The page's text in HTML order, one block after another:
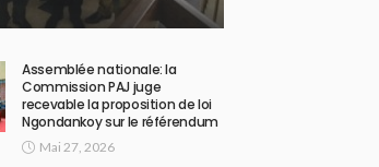
Assemblée nationale: la
Commission PAJ juge
recevable la proposition de loi
Ngondankoy sur le référendum
Mai 27, 2026